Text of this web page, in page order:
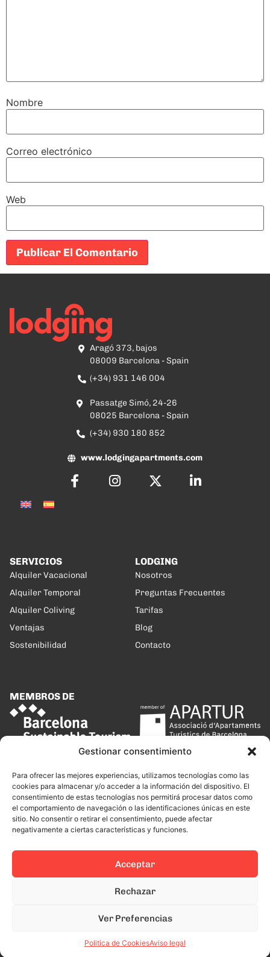
Gestionar consentimiento
Para ofrecer las mejores experiencias, utilizamos tecnologías como las
cookies para almacenar y/o acceder a la información del dispositivo. El
consentimiento de estas tecnologías nos permitirá procesar datos como
el comportamiento de navegación o las identificaciones únicas en este
sitio. No consentir o retirar el consentimiento, puede afectar
negativamente a ciertas características y funciones.
Acceptar
Rechazar
Ver Preferencias
Politica de CookiesAviso legal
Nombre
Correo electrónico
Web
Aragó 373, bajos
08009 Barcelona - Spain
(+34) 931 146 004
Passatge Simó, 24-26
08025 Barcelona - Spain
(+34) 930 180 852
www.lodgingapartments.com
SERVICIOS
Alquiler Vacacional
Alquiler Temporal
Alquiler Coliving
Ventajas
Sostenibilidad
LODGING
Nosotros
Preguntas Frecuentes
Tarifas
Blog
Contacto
MEMBROS DE
This site is protected by reCAPTCHA and the Google